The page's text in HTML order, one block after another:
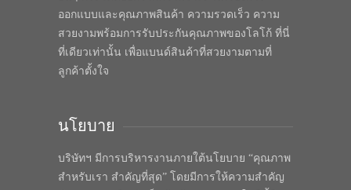
ออกแบบและคุณภาพสินค้า ความรวดเร็ว ความ
สวยงามพร้อมการรับประกันคุณภาพของโลโก้ ที่นี่
ที่เดียวเท่านั้น เพื่อแบนด์สินค้าที่สวยงามตามที่
ลูกค้าตั้งใจ
นโยบาย
บริษัทฯ มีการบริหารงานภายใต้นโยบาย “คุณภาพ
สำหรับเรา สำคัญที่สุด” โดยมีการให้ความสำคัญ